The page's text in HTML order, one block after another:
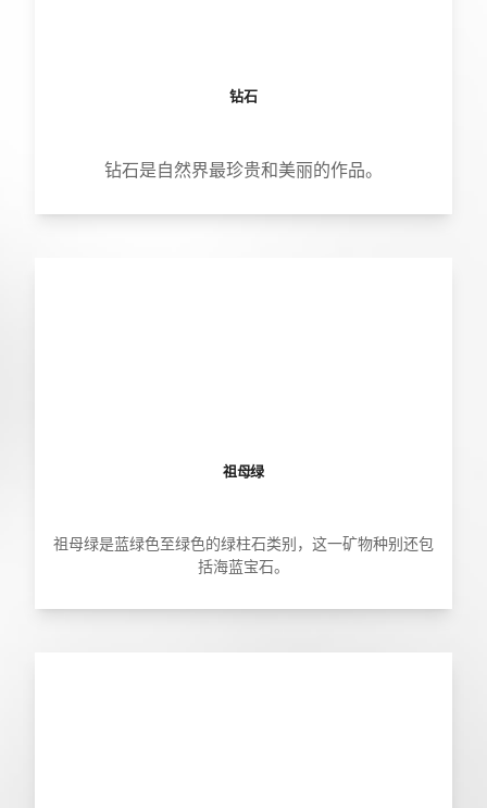
钻石
钻石是自然界最珍贵和美丽的作品。
祖母绿
祖母绿是蓝绿色至绿色的绿柱石类别，这一矿物种别还包
括海蓝宝石。